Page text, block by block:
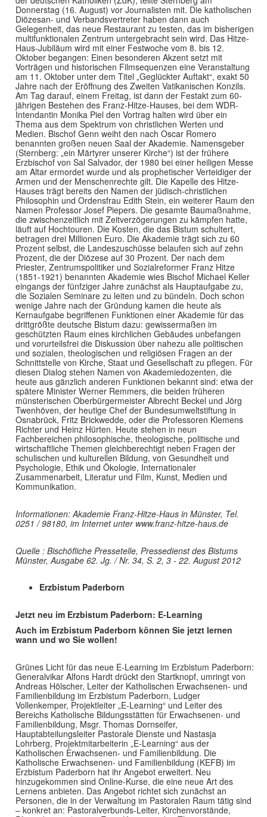
Donnerstag (16. August) vor Journalisten mit. Die katholischen
Diözesan- und Verbandsvertreter haben dann auch
Gelegenheit, das neue Restaurant zu testen, das im bisherigen
multifunktionalen Zentrum untergebracht sein wird. Das Hitze-
Haus-Jubiläum wird mit einer Festwoche vom 8. bis 12.
Oktober begangen: Einen besonderen Akzent setzt mit
Vorträgen und historischen Filmsequenzen eine Veranstaltung
am 11. Oktober unter dem Titel „Geglückter Auftakt“, exakt 50
Jahre nach der Eröffnung des Zweiten Vatikanischen Konzils.
Am Tag darauf, einem Freitag, ist dann der Festakt zum 60-
jährigen Bestehen des Franz-Hitze-Hauses, bei dem WDR-
Intendantin Monika Piel den Vortrag halten wird über ein
Thema aus dem Spektrum von christlichen Werten und
Medien. Bischof Genn weiht den nach Oscar Romero
benannten großen neuen Saal der Akademie. Namensgeber
(Sternberg: „ein Märtyrer unserer Kirche“) ist der frühere
Erzbischof von Sal Salvador, der 1980 bei einer heiligen Messe
am Altar ermordet wurde und als prophetischer Verteidiger der
Armen und der Menschenrechte gilt. Die Kapelle des Hitze-
Hauses trägt bereits den Namen der jüdisch-christlichen
Philosophin und Ordensfrau Edith Stein, ein weiterer Raum den
Namen Professor Josef Piepers. Die gesamte Baumaßnahme,
die zwischenzeitlich mit Zeitverzögerungen zu kämpfen hatte,
läuft auf Hochtouren. Die Kosten, die das Bistum schultert,
betragen drei Millionen Euro. Die Akademie trägt sich zu 60
Prozent selbst, die Landeszuschüsse belaufen sich auf zehn
Prozent, die der Diözese auf 30 Prozent. Der nach dem
Priester, Zentrumspolitiker und Sozialreformer Franz Hitze
(1851-1921) benannten Akademie wies Bischof Michael Keller
eingangs der fünfziger Jahre zunächst als Hauptaufgabe zu,
die Sozialen Seminare zu leiten und zu bündeln. Doch schon
wenige Jahre nach der Gründung kamen die heute als
Kernaufgabe begriffenen Funktionen einer Akademie für das
drittgrößte deutsche Bistum dazu: gewissermaßen im
geschützten Raum eines kirchlichen Gebäudes unbefangen
und vorurteilsfrei die Diskussion über nahezu alle politischen
und sozialen, theologischen und religiösen Fragen an der
Schnittstelle von Kirche, Staat und Gesellschaft zu pflegen. Für
diesen Dialog stehen Namen von Akademiedozenten, die
heute aus gänzlich anderen Funktionen bekannt sind: etwa der
spätere Minister Werner Remmers, die beiden früheren
münsterischen Oberbürgermeister Albrecht Beckel und Jörg
Twenhöven, der heutige Chef der Bundesumweltstiftung in
Osnabrück, Fritz Brickwedde, oder die Professoren Klemens
Richter und Heinz Hürten. Heute stehen in neun
Fachbereichen philosophische, theologische, politische und
wirtschaftliche Themen gleichberechtigt neben Fragen der
schulischen und kulturellen Bildung, von Gesundheit und
Psychologie, Ethik und Ökologie, Internationaler
Zusammenarbeit, Literatur und Film, Kunst, Medien und
Kommunikation.
Informationen: Akademie Franz-Hitze-Haus in Münster, Tel.
0251 / 98180, im Internet unter www.franz-hitze-haus.de
Quelle : Bischöfliche Pressetelle, Pressedienst des Bistums
Münster, Ausgabe 62. Jg. / Nr. 34, S. 2, 3 - 22. August 2012
Erzbistum Paderborn
Jetzt neu im Erzbistum Paderborn: E-Learning
Auch im Erzbistum Paderborn können Sie jetzt lernen
wann und wo Sie wollen!
Grünes Licht für das neue E-Learning im Erzbistum Paderborn:
Generalvikar Alfons Hardt drückt den Startknopf, umringt von
Andreas Hölscher, Leiter der Katholischen Erwachsenen- und
Familienbildung im Erzbistum Paderborn, Ludger
Vollenkemper, Projektleiter „E-Learning“ und Leiter des
Bereichs Katholische Bildungsstätten für Erwachsenen- und
Familienbildung, Msgr. Thomas Dornseifer,
Hauptabteilungsleiter Pastorale Dienste und Nastasja
Lohrberg, Projektmitarbeiterin „E-Learning“ aus der
Katholischen Erwachsenen- und Familienbildung. Die
Katholische Erwachsenen- und Familienbildung (KEFB) im
Erzbistum Paderborn hat ihr Angebot erweitert. Neu
hinzugekommen sind Online-Kurse, die eine neue Art des
Lernens anbieten. Das Angebot richtet sich zunächst an
Personen, die in der Verwaltung im Pastoralen Raum tätig sind
– konkret an: Pastoralverbunds-Leiter, Kirchenvorstände,